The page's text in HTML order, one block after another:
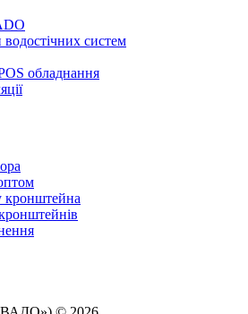
систем
обладнання
кронштейна